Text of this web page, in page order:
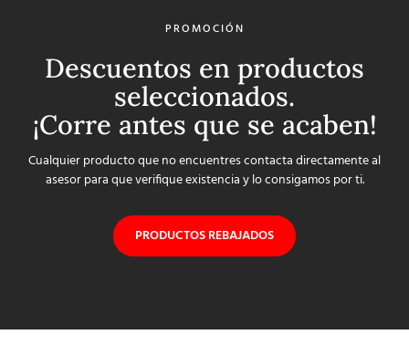
PROMOCIÓN
Descuentos en productos
seleccionados.
¡Corre antes que se acaben!
Cualquier producto que no encuentres contacta directamente al
asesor para que verifique existencia y lo consigamos por ti.
PRODUCTOS REBAJADOS